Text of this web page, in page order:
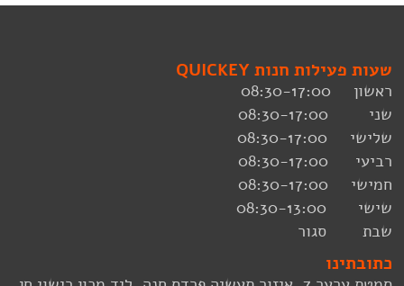
שעות פעילות חנות QUICKEY
ראשון 08:30-17:00
שני 08:30-17:00
שלישי 08:30-17:00
רביעי 08:30-17:00
חמישי 08:30-17:00
שישי 08:30-13:00
שבת סגור
כתובתינו